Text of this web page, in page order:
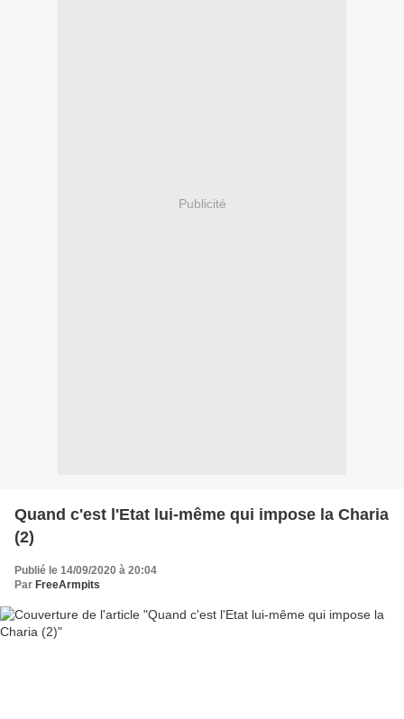
Publicité
Quand c'est l'Etat lui-même qui impose la Charia
(2)
Publié le 14/09/2020 à 20:04
Par FreeArmpits